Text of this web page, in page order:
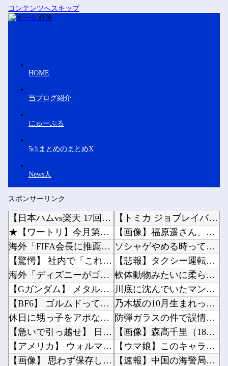
コンテンツへスキップ
HOME
当ブログ紹介
にゅーぷる
5chまとめのまとめX
News人
スポンサーリンク
【日本ハムvs楽天 17回戦】 スタメン・打順速報｜試合実況｜8/7 18:00開始
★【ワートリ】今月第262話「遠征選抜試験Ⅱ⑤」【最新話コメント用】
海外「FIFA会長に推薦しよう」名将ベンゲルが出したインファティーノの計画に関する声明に海...
【驚愕】 社内で「これ」のやり取りしてたら逮捕されたんだがｗｗｗｗｗｗｗ
海外「ディズニーがゴミのようだ！」日本がアニメ化した米人気SF作品に絶賛の声が殺到中
【Gガンダム】 メタルビルド新作「ゴッドガンダム ハイパーモード」【近日公開】
【BF6】 ゴルムドって糞つまんないのになんでリメイクされたの？
休日に甥っ子をアポなし託児を押し付けてきた兄嫁！「テレビでも見せといてw」と言うので『Gガ...
【急いで引っ越せ】 日本人が減り「外国人が増えた」市区町村ランキングキタ━━!
【アメリカ】 ウォルマートでクリスマスの悪ふざけが騒動に サンタ姿のTikTokerに客が...
【画像】 思わず保存したくなる「笑える画像・最高な画像」貼っていけｗｗｗｗｗ
【トミカ ジョブレイバー】「ライジングポリスブレイバーZERO デカライドアーマー 黒バイ...
【画像】福原遥さん、意外とあるｗ他
ソシャゲやめる時ってどんな時？他
【悲報】タクシー運転手、儲かりまくることが判明ｗｗｗｗｗｗｗｗ他
軟体動物みたいに柔らかい手を持つ人、話題にｗｗｗｗ「脳が理解を拒む」「ミギー」他
川底に沈んでいたマンモスやナチス軍艦など露出、熱波でドナウ川が歴史的渇水！他
乃木坂の10月生まれってこんないるんだな！！！【乃木坂46】他
防弾ガラスの件で誤情報を拡散した左派、間違いを指摘されても頑として認めなかった結果……他
【画像】森高千里（18）「私がオバさんになったらミニスカートは無理よ」→現在ｗｗｗｗ他
【ウマ娘】このキャラが声優（まりんか）同じってマジ！？←「スズカさんみたいな演技の方がレア...
【速報】中国の海警局と中国海軍の船が衝突2人死亡 南シナ海でフィリピン船を追跡中他